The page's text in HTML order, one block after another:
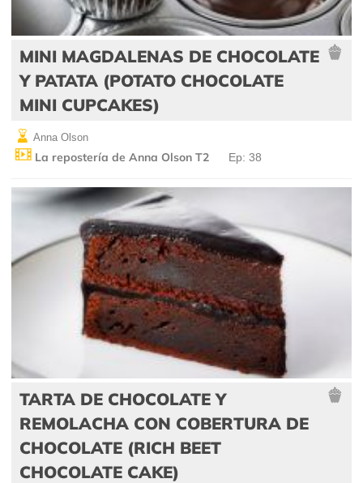
MINI MAGDALENAS DE CHOCOLATE
Y PATATA (POTATO CHOCOLATE
MINI CUPCAKES)
Anna Olson
La repostería de Anna Olson T2 Ep: 38
TARTA DE CHOCOLATE Y
REMOLACHA CON COBERTURA DE
CHOCOLATE (RICH BEET
CHOCOLATE CAKE)